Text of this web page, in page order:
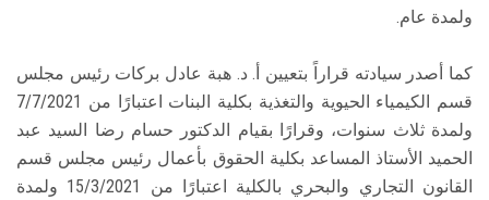
ولمدة عام.
كما أصدر سيادته قراراً بتعيين أ. د. هبة عادل بركات رئيس مجلس
قسم الكيمياء الحيوية والتغذية بكلية البنات اعتبارًا من 7/7/2021
ولمدة ثلاث سنوات، وقرارًا بقيام الدكتور حسام رضا السيد عبد
الحميد الأستاذ المساعد بكلية الحقوق بأعمال رئيس مجلس قسم
القانون التجاري والبحري بالكلية اعتبارًا من 15/3/2021 ولمدة